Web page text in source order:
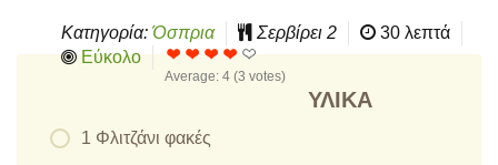
Κατηγορία: Όσπρια Σερβίρει 2
30 λεπτά
Εύκολο
Average: 4 (3 votes)
ΥΛΙΚΆ
1 Φλιτζάνι φακές